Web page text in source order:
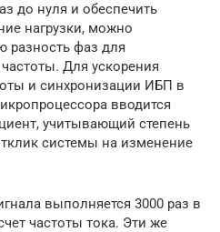
до нуля и обеспечить
нагрузки, можно
разность фаз для
Для ускорения
и синхронизации ИБП в
вводится
учитывающий степень
системы на изменение
выполняется 3000 раз в
частоты тока. Эти же